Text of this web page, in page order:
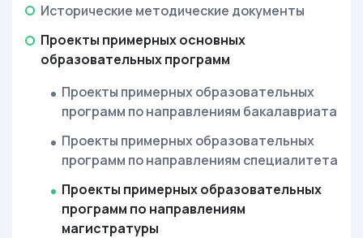
Исторические методические документы
Проекты примерных основных
образовательных программ
Проекты примерных образовательных
программ по направлениям бакалавриата
Проекты примерных образовательных
программ по направлениям специалитета
Проекты примерных образовательных
программ по направлениям
магистратуры